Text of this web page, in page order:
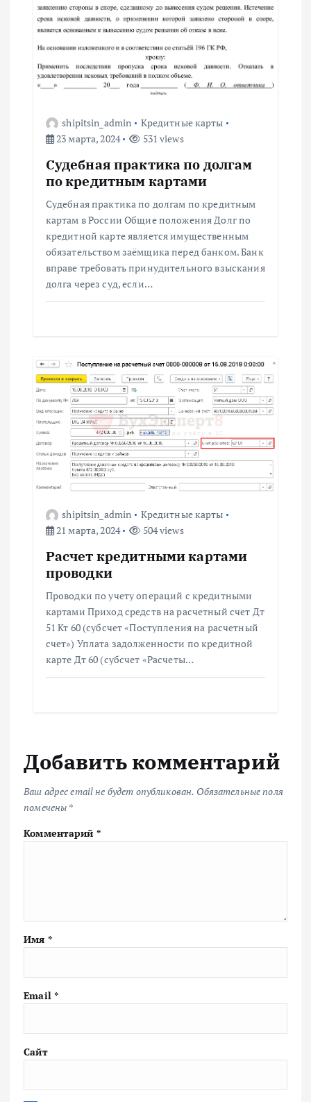
п
и
shipitsin_admin
Кредитные карты
23 марта, 2024
531 views
Судебная практика по долгам
по кредитным картами
Судебная практика по долгам по кредитным
картам в России Общие положения Долг по
кредитной карте является имущественным
обязательством заёмщика перед банком. Банк
вправе требовать принудительного взыскания
долга через суд, если…
shipitsin_admin
Кредитные карты
21 марта, 2024
504 views
Расчет кредитными картами
проводки
Проводки по учету операций с кредитными
картами Приход средств на расчетный счет Дт
51 Кт 60 (субсчет «Поступления на расчетный
счет») Уплата задолженности по кредитной
карте Дт 60 (субсчет «Расчеты…
Добавить комментарий
Ваш адрес email не будет опубликован. Обязательные поля
помечены *
Комментарий *
Имя *
Email *
Сайт